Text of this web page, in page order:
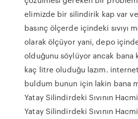
elimizde bir silindirik kap var
basınç ölçerde içindeki sıvıyı
olarak ölçüyor yani, depo içinde
olduğunu söylüyor ancak bana
kaç litre oluduğu lazım.
buldum bunun için lakin bana
Yatay Silindirdeki Sıvının
Yatay Silindirdeki Sıvının